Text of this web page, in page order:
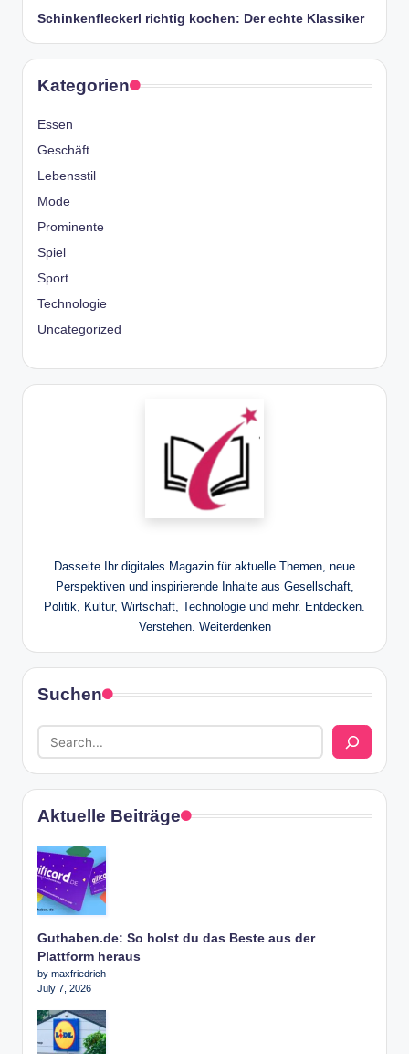
Schinkenfleckerl richtig kochen: Der echte Klassiker
Kategorien
Essen
Geschäft
Lebensstil
Mode
Prominente
Spiel
Sport
Technologie
Uncategorized
Dasseite Ihr digitales Magazin für aktuelle Themen, neue
Perspektiven und inspirierende Inhalte aus Gesellschaft,
Politik, Kultur, Wirtschaft, Technologie und mehr. Entdecken.
Verstehen. Weiterdenken
Suchen
Aktuelle Beiträge
Guthaben.de: So holst du das Beste aus der
Plattform heraus
by maxfriedrich
July 7, 2026